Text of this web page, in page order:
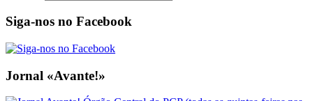
Siga-nos no Facebook
Jornal «Avante!»